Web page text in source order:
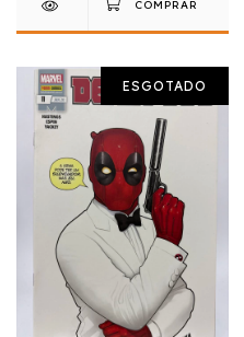
ESGOTADO